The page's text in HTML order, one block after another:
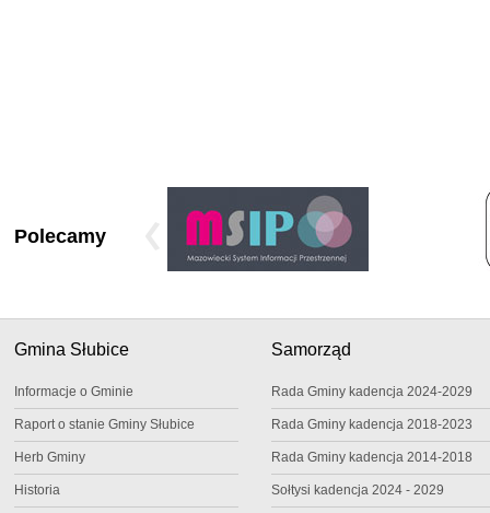
Polecamy
Gmina Słubice
Informacje o Gminie
Raport o stanie Gminy Słubice
Herb Gminy
Historia
Samorząd
Rada Gminy kadencja 2024-2029
Rada Gminy kadencja 2018-2023
Rada Gminy kadencja 2014-2018
Sołtysi kadencja 2024 - 2029